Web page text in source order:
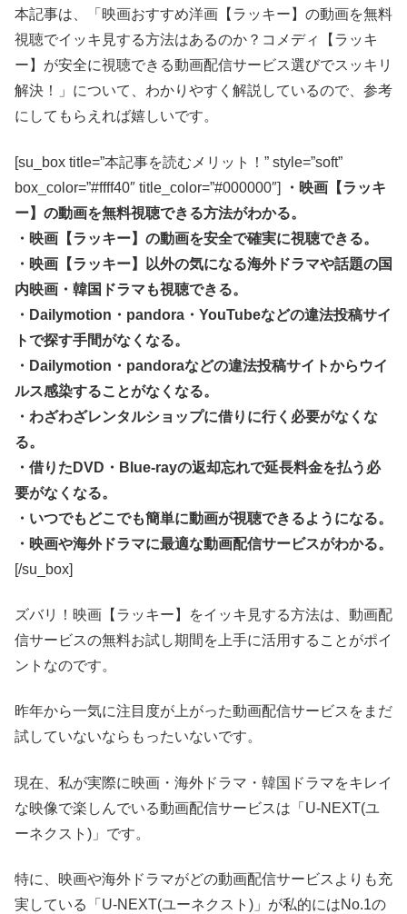
本記事は、「映画おすすめ洋画【ラッキー】の動画を無料
視聴でイッキ見する方法はあるのか？コメディ【ラッキ
ー】が安全に視聴できる動画配信サービス選びでスッキリ
解決！」について、わかりやすく解説しているので、参考
にしてもらえれば嬉しいです。
[su_box title=”本記事を読むメリット！” style=”soft”
box_color=”#ffff40″ title_color=”#000000″]
・映画【ラッキ
ー】の動画を無料視聴できる方法がわかる。
・映画【ラッキー】の動画を安全で確実に視聴できる。
・映画【ラッキー】以外の気になる海外ドラマや話題の国
内映画・韓国ドラマも視聴できる。
・Dailymotion・pandora・YouTubeなどの違法投稿サイ
トで探す手間がなくなる。
・Dailymotion・pandoraなどの違法投稿サイトからウイ
ルス感染することがなくなる。
・わざわざレンタルショップに借りに行く必要がなくな
る。
・借りたDVD・Blue-rayの返却忘れで延長料金を払う必
要がなくなる。
・いつでもどこでも簡単に動画が視聴できるようになる。
・映画や海外ドラマに最適な動画配信サービスがわかる。
[/su_box]
ズバリ！映画【ラッキー】をイッキ見する方法は、動画配
信サービスの無料お試し期間を上手に活用することがポイ
ントなのです。
昨年から一気に注目度が上がった動画配信サービスをまだ
試していないならもったいないです。
現在、私が実際に映画・海外ドラマ・韓国ドラマをキレイ
な映像で楽しんでいる動画配信サービスは「U-NEXT(ユ
ーネクスト)」です。
特に、映画や海外ドラマがどの動画配信サービスよりも充
実している「U-NEXT(ユーネクスト)」が私的にはNo.1の